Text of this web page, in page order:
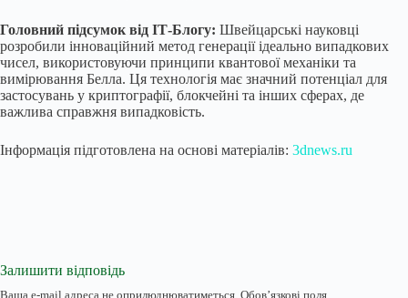
Головний підсумок від ІТ-Блогу: Швейцарські науковці
розробили інноваційний метод генерації ідеально випадкових
чисел, використовуючи принципи квантової механіки та
вимірювання Белла. Ця технологія має значний потенціал для
застосувань у криптографії, блокчейні та інших сферах, де
важлива справжня випадковість.
Інформація підготовлена на основі матеріалів: 3dnews.ru
Залишити відповідь
Ваша e-mail адреса не оприлюднюватиметься. Обов’язкові поля